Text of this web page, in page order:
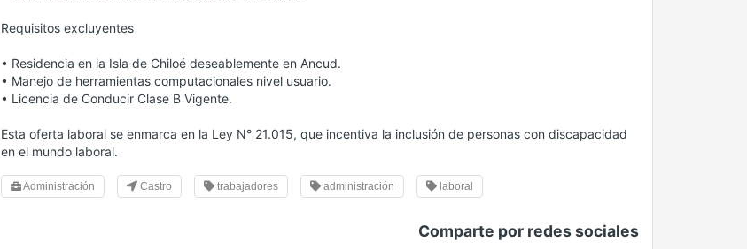
Requisitos excluyentes
• Residencia en la Isla de Chiloé deseablemente en Ancud.
• Manejo de herramientas computacionales nivel usuario.
• Licencia de Conducir Clase B Vigente.
Esta oferta laboral se enmarca en la Ley N° 21.015, que incentiva la inclusión de personas con discapacidad
en el mundo laboral.
Administración Castro trabajadores administración laboral
Comparte por redes sociales